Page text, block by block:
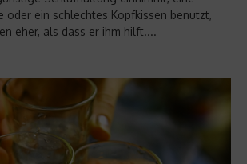
oder ein schlechtes Kopfkissen benutzt,
eher, als dass er ihm hilft....